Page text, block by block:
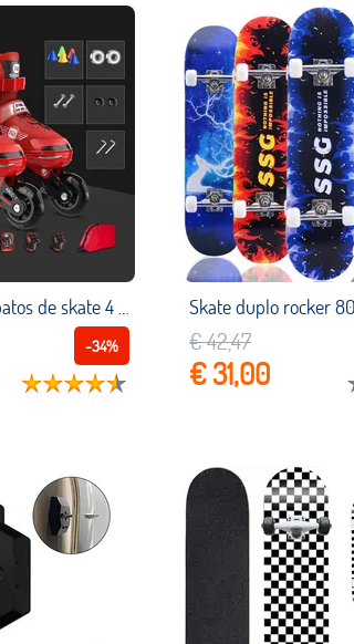
Crianças inline sapatos de skate 4 rodas patins sapatos piscando roda com engrenagem protetora para criança presente da menina esportes ao ar livre
-34% € 42,47
€ 31,00